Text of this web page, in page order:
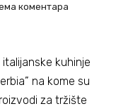
коментара
kuhinje
na kome su
za tržište